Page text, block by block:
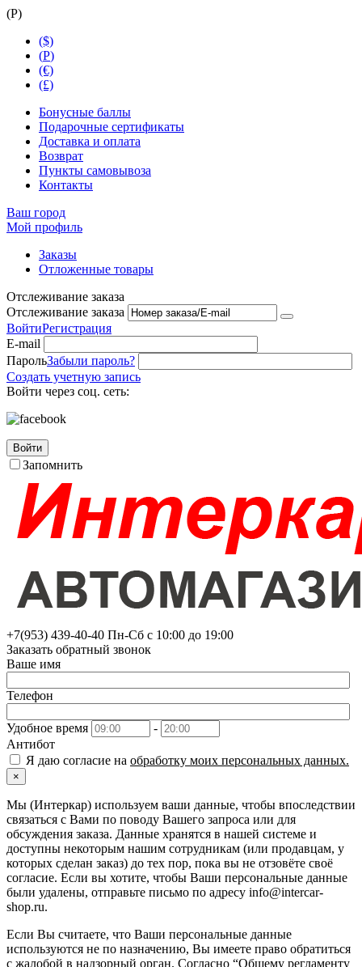
(Р)
($)
(Р)
(€)
(£)
Бонусные баллы
Подарочные сертификаты
Доставка и оплата
Возврат
Пункты самовывоза
Контакты
Ваш город
Мой профиль
Заказы
Отложенные товары
Отслеживание заказа
Отслеживание заказа
ВойтиРегистрация
E-mail
ПарольЗабыли пароль?
Создать учетную запись
Войти через соц. сеть:
Войти
Запомнить
+7(953) 439-40-40 Пн-Сб с 10:00 до 19:00
Заказать обратный звонок
Ваше имя
Телефон
Удобное время
-
Антибот
Я даю согласие на обработку моих персональных данных.
×
Мы (Интеркар) используем ваши данные, чтобы впоследствии
связаться с Вами по поводу Вашего запроса или для
обсуждения заказа. Данные хранятся в нашей системе и
доступны некоторым нашим сотрудникам (или продавцам, у
которых сделан заказ) до тех пор, пока вы не отзовёте своё
согласие. Если вы хотите, чтобы Ваши персональные данные
были удалены, отправьте письмо по адресу info@intercar-
shop.ru.
Если Вы считаете, что Ваши персональные данные
используются не по назначению, Вы имеете право обратиться
с жалобой в надзорный орган. Согласно “Общему регламенту